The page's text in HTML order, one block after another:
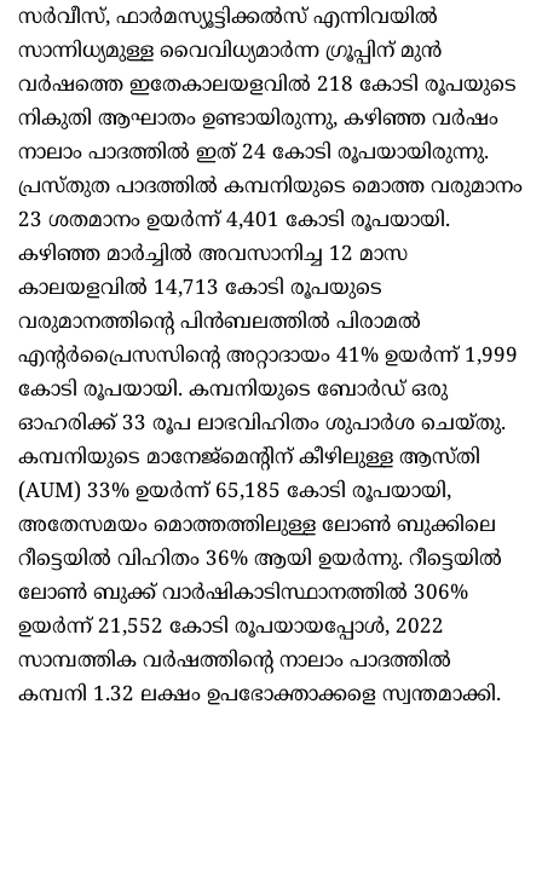
സർവീസ്, ഫാർമസ്യൂട്ടിക്കൽസ് എന്നിവയിൽ
സാന്നിധ്യമുള്ള വൈവിധ്യമാർന്ന ഗ്രൂപ്പിന് മുൻ
വർഷത്തെ ഇതേകാലയളവിൽ 218 കോടി രൂപയുടെ
നികുതി ആഘാതം ഉണ്ടായിരുന്നു, കഴിഞ്ഞ വർഷം
നാലാം പാദത്തിൽ ഇത് 24 കോടി രൂപയായിരുന്നു.
പ്രസ്തുത പാദത്തിൽ കമ്പനിയുടെ മൊത്ത വരുമാനം
23 ശതമാനം ഉയർന്ന് 4,401 കോടി രൂപയായി.
കഴിഞ്ഞ മാർച്ചിൽ അവസാനിച്ച 12 മാസ
കാലയളവിൽ 14,713 കോടി രൂപയുടെ
വരുമാനത്തിന്റെ പിൻബലത്തിൽ പിരാമൽ
എന്റർപ്രൈസസിന്റെ അറ്റാദായം 41% ഉയർന്ന് 1,999
കോടി രൂപയായി. കമ്പനിയുടെ ബോർഡ് ഒരു
ഓഹരിക്ക് 33 രൂപ ലാഭവിഹിതം ശുപാർശ ചെയ്തു.
കമ്പനിയുടെ മാനേജ്‌മെന്റിന് കീഴിലുള്ള ആസ്തി
(AUM) 33% ഉയർന്ന് 65,185 കോടി രൂപയായി,
അതേസമയം മൊത്തത്തിലുള്ള ലോൺ ബുക്കിലെ
റീട്ടെയിൽ വിഹിതം 36% ആയി ഉയർന്നു. റീട്ടെയിൽ
ലോൺ ബുക്ക് വാർഷികാടിസ്ഥാനത്തിൽ 306%
ഉയർന്ന് 21,552 കോടി രൂപയായപ്പോൾ, 2022
സാമ്പത്തിക വർഷത്തിന്റെ നാലാം പാദത്തിൽ
കമ്പനി 1.32 ലക്ഷം ഉപഭോക്താക്കളെ സ്വന്തമാക്കി.